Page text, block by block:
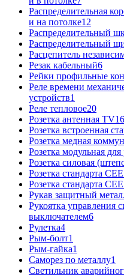
Распределительная
и на потолке12
Распределительный
Распределительный
Расцепитель
Резак кабельный6
Рейки профильные
Реле времени
устройств1
Реле тепловое20
Розетка антенная TV16
Розетка встроенная
Розетка медная
Розетка модульная
Розетка силовая
Розетка стандарта
Розетка стандарта
Рукав защитный
Рукоятка управления
выключателем6
Рулетка4
Рым-болт1
Рым-гайка1
Саморез по металлу1
Светильник